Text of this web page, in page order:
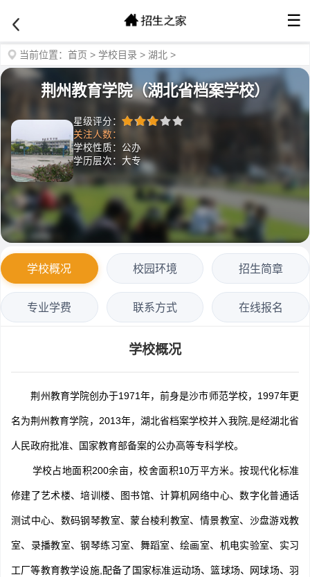
☰
当前位置： 首页 > 学校目录 > 湖北 >
荆州教育学院（湖北省档案学校）
星级评分：
关注人数：
学校性质：公办
学历层次：大专
学校概况 校园环境 招生简章
专业学费 联系方式 在线报名
学校概况
荆州教育学院创办于1971年，前身是沙市师范学校，1997年更
名为荆州教育学院，2013年，湖北省档案学校并入我院,是经湖北省
人民政府批准、国家教育部备案的公办高等专科学校。
学校占地面积200余亩，校舍面积10万平方米。按现代化标准
修建了艺术楼、培训楼、图书馆、计算机网络中心、数字化普通话
测试中心、数码钢琴教室、蒙台棱利教室、情景教室、沙盘游戏教
室、录播教室、钢琴练习室、舞蹈室、绘画室、机电实验室、实习
工厂等教育教学设施,配备了国家标准运动场、篮球场、网球场、羽